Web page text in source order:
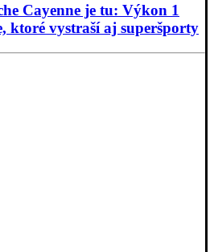
Cayenne je tu: Výkon 1
ktoré vystraší aj superšporty